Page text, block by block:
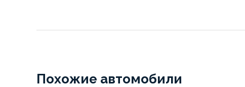
Похожие автомобили